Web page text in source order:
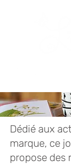
Dédié aux
marque, ce
propose des